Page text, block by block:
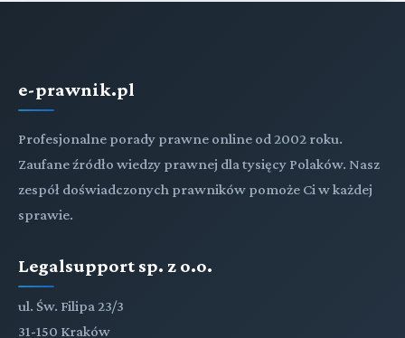
e-prawnik.pl
Profesjonalne porady prawne online od 2002 roku.
Zaufane źródło wiedzy prawnej dla tysięcy Polaków. Nasz
zespół doświadczonych prawników pomoże Ci w każdej
sprawie.
Legalsupport sp. z o.o.
ul. Św. Filipa 23/3
31-150 Kraków